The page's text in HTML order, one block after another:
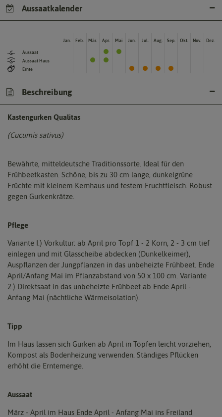
Aussaatkalender
Aussaat
Aussaat Haus
Ernte
Jan. Feb. Mär. Apr. Mai Jun. Jul. Aug. Sep. Okt. Nov. Dez.
Beschreibung
Kastengurken Qualitas
(Cucumis sativus)
Bewährte, mitteldeutsche Traditionssorte. Ideal für den
Frühbeetkasten. Schöne, bis zu 30 cm lange, dunkelgrüne
Früchte mit kleinem Kernhaus und festem Fruchtfleisch. Robust
gegen Gurkenkrätze.
Pflege
Variante I.) Vorkultur: ab April pro Topf 1 - 2 Korn, 2 - 3 cm tief
einlegen und mit Glasscheibe abdecken (Dunkelkeimer),
Auspflanzen der Jungpflanzen in das unbeheizte Frühbeet. Ende
April/Anfang Mai im Pflanzabstand von 50 x 100 cm. Variante
2.) Direktsaat in das unbeheizte Frühbeet ab Ende April -
Anfang Mai (nächtliche Wärmeisolation).
Tipp
Im Haus lassen sich Gurken ab April in Töpfen leicht vorziehen,
Kompost als Bodenheizung verwenden. Ständiges Pflücken
erhöht die Erntemenge.
Aussaat
März - April im Haus Ende April - Anfang Mai ins Freiland